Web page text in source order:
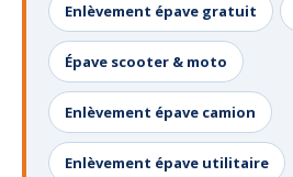
CONTACT
01 83 64 20 40
Enlèvement épave gratuit
Épave scooter & moto
Enlèvement épave camion
Enlèvement épave utilitaire